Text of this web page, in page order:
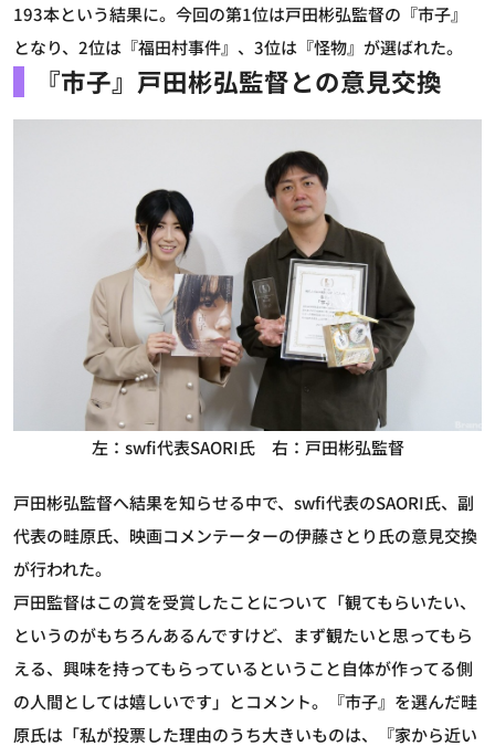
193本という結果に。今回の第1位は戸田彬弘監督の『市子』
となり、2位は『福田村事件』、3位は『怪物』が選ばれた。
『市子』戸田彬弘監督との意見交換
左：swfi代表SAORI氏 右：戸田彬弘監督
戸田彬弘監督へ結果を知らせる中で、swfi代表のSAORI氏、副
代表の畦原氏、映画コメンテーターの伊藤さとり氏の意見交換
が行われた。
戸田監督はこの賞を受賞したことについて「観てもらいたい、
というのがもちろんあるんですけど、まず観たいと思ってもら
える、興味を持ってもらっているということ自体が作ってる側
の人間としては嬉しいです」とコメント。『市子』を選んだ畦
原氏は「私が投票した理由のうち大きいものは、『家から近い